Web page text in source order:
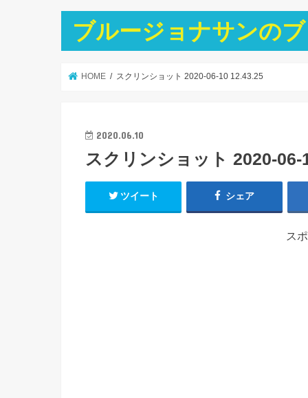
ブルージョナサンの
HOME スクリンショット 2020-06-10 12.43.25
2020.06.10
スクリンショット 2020-06-
ツイート シェア
ス